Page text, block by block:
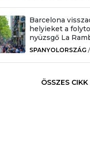
Barcelona
helyieket a
nyüzsgő La
SPANYOLORSZÁG /
ÖSSZES CIKK